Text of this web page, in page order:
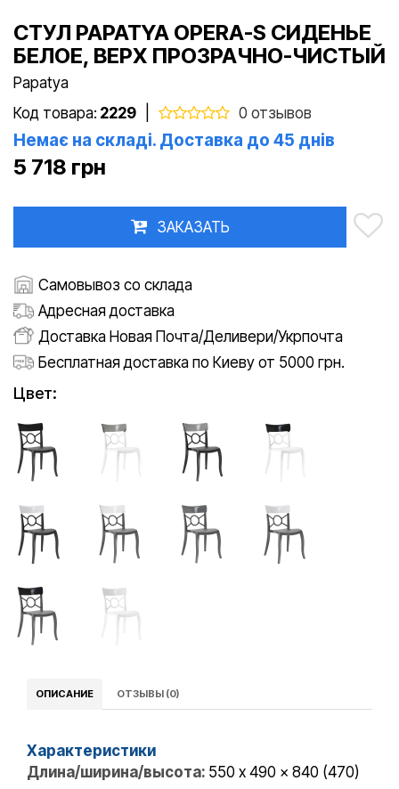
СТУЛ PAPATYA OPERA-S СИДЕНЬЕ
БЕЛОЕ, ВЕРХ ПРОЗРАЧНО-ЧИСТЫЙ
Papatya
Код товара: 2229 0 отзывов
Немає на складі. Доставка до 45 днів
5 718 грн
ЗАКАЗАТЬ
Самовывоз со склада
Адресная доставка
Доставка Новая Почта/Деливери/Укрпочта
Бесплатная доставка по Киеву от 5000 грн.
Цвет:
ОПИСАНИЕ ОТЗЫВЫ (0)
Характеристики
Длина/ширина/высота: 550 x 490 x 840 (470)